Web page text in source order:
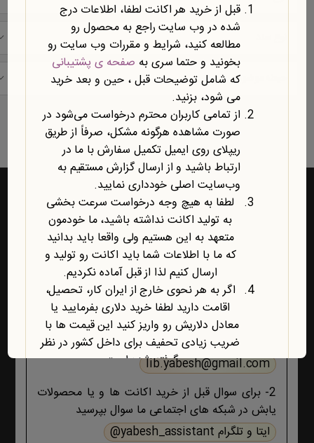
حیطه موضوعی
نمایش یک نتیجه
راه‌های ارتباط با یابش
1- برای پشتیبانی اکانت ها و فروشگاه ، حتما و حتما
ابتدا تمام اطلاعات محصول، صفحه پشتیبانی و پیام
های ایمیلی ،تکمیل سفارش و ثبت سفارش را مطالعه
کنید اگر هیچ جوابی برای مشکل شما نبود آنگاه ایمیل
lib.yabesh@gmail.com
2- برای سوال قبل از خرید اکانت ها و یا محصولات
یابش در شبکه های اجتماعی ما سوال بپرسید
ایتا و تلگرام yabesh_assistant@
قبل از خرید هر اکانت لطفا، اطلاعات درج
شده در وب سایت راجع به محصول رو
مطالعه کنید، شرایط و مقررات وب سایت رو
بخونید و حتما سری به صفحه ی پشتیبانی
که شامل توضیحات قبل ، حین و بعد خرید
می شود، بزنید.
از تمامی کاربران محترم درخواست می‌شود در
صورت مشاهده هرگونه مشکل، صرفاً از طریق
ریپلای روی ایمیل تکمیل سفارش با ما در
ارتباط باشید و از ارسال گزارش مستقیم به
وب‌سایت اصلی خودداری نمایید.
لطفا به هیچ وجه درخواست سرعت بخشی
به تولید اکانت نداشته باشید، ما خودمون
متعهد به این هستیم ولی واقعا باید بدانید
که ما با اطلاعات شما باید اکانت رو تولید و
ارسال کنیم لذا از قبل آماده نکردیم.
اگر به هر نحوی خارج از ایران کار، تحصیل،
اقامت دارید لطفا خرید دلاری بفرمایید یا
معادل دلاریش رو واریز کنید این قیمت ها با
ضریب زیادی تحفیف برای داخل کشور در نظر
گرفته شده است.
آخرین محصول اضافه شده به فروشگاه
امبیس AI است.
روش ارتباط با ما در پایین صفحات یابش
درچ شده است، مطابق موضوع با ما تماس